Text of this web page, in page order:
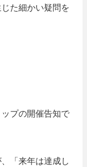
た細かい疑問を
プの開催告知で
「来年は達成し